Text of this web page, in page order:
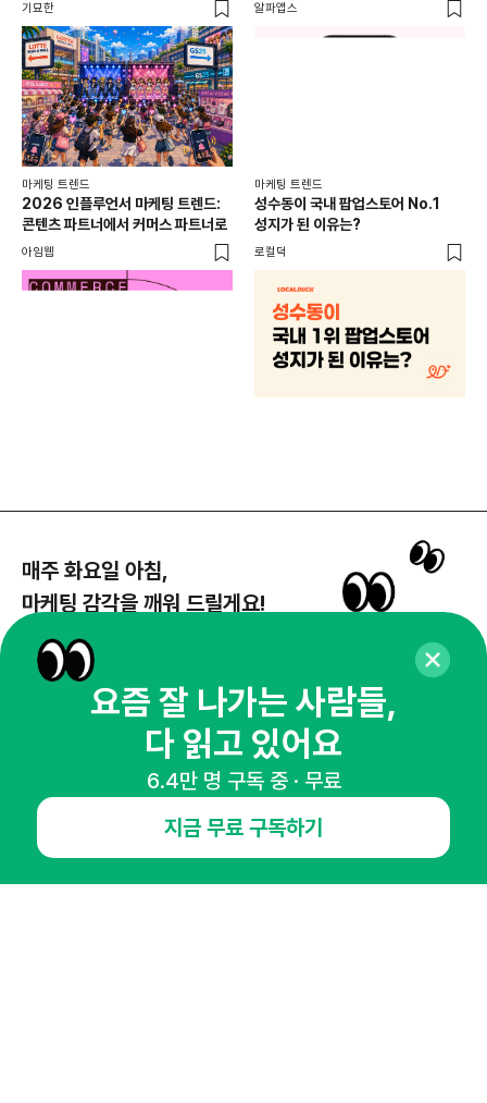
기묘한 알파앱스
마케팅 트렌드
2026 인플루언서 마케팅 트렌드:
콘텐츠 파트너에서 커머스 파트너로
아임웹
마케팅 트렌드
성수동이 국내 팝업스토어 No.1
성지가 된 이유는?
로컬덕
매주 화요일 아침,
마케팅 감각을 깨워 드릴게요!
뉴스레터 구독하기
오픈애즈란
요즘 잘 나가는 사람들,
다 읽고 있어요
6.4만 명 구독 중 · 무료
지금 무료 구독하기